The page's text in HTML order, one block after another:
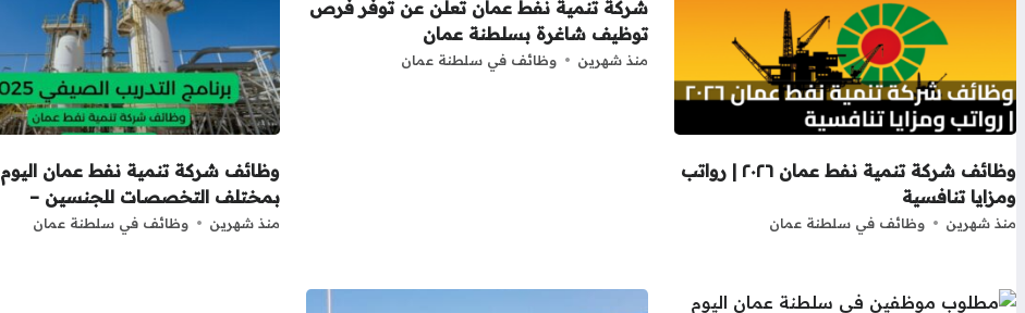
وظائف شركة تنمية نفط عمان ٢٠٢٦ | رواتب
ومزايا تنافسية
منذ شهرين وظائف في سلطنة عمان
شركة تنمية نفط عمان تعلن عن توفر فرص
توظيف شاغرة بسلطنة عمان
منذ شهرين وظائف في سلطنة عمان
وظائف شركة تنمية نفط عمان اليوم
بمختلف التخصصات للجنسين –
منذ شهرين وظائف في سلطنة عمان